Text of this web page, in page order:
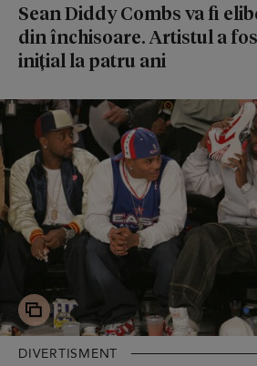
Sean Diddy Combs va fi
din închisoare. Artistul a
inițial la patru ani
DIVERTISMENT